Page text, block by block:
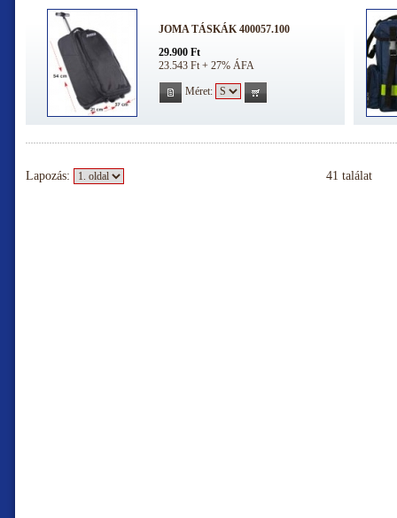
JOMA TÁSKÁK 400057.100
29.900 Ft
23.543 Ft + 27% ÁFA
Méret:
Lapozás: 41 találat